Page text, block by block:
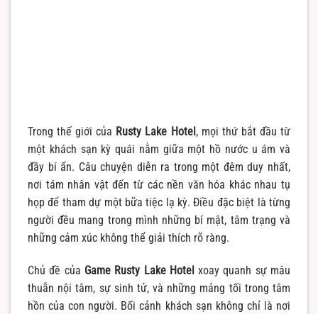
Trong thế giới của Rusty Lake Hotel , mọi thứ bắt đầu từ
một khách sạn kỳ quái nằm giữa một hồ nước u ám và
đầy bí ẩn. Câu chuyện diễn ra trong một đêm duy nhất,
nơi tám nhân vật đến từ các nền văn hóa khác nhau tụ
họp để tham dự một bữa tiệc lạ kỳ. Điều đặc biệt là từng
người đều mang trong mình những bí mật, tâm trạng và
những cảm xúc không thể giải thích rõ ràng.
Chủ đề của Game Rusty Lake Hotel xoay quanh sự mâu
thuẫn nội tâm, sự sinh tử, và những mảng tối trong tâm
hồn của con người. Bối cảnh khách sạn không chỉ là nơi